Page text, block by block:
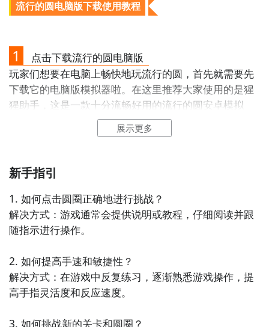
【订阅】或者是【开测提醒】，订阅游戏就不会错过最
先的下载机会了咯！
下载九游APP订阅流行的圆>>>>>>
一键高速下载，礼包轻松到手！
点击高速下载和GD一起面对面
智能预约礼包和下载你还等什么
流行的圆电脑版下载使用教程
1
点击下载流行的圆电脑版
玩家们想要在电脑上畅快地玩流行的圆，首先就需要先
下载它的电脑版模拟器啦。在这里推荐大家使用的是猩
猩助手，这是一款十分流畅好用的流行的圆安卓模拟
器，性能强悍，功能完备，同时能够支持多开和各种辅
助功能，是电脑玩流行的圆的首选。可以完美兼容各种
手游。
点击这里流行的圆电脑版下载地址
展示更多
新手指引
1. 如何点击圆圈正确地进行挑战？
解决方式：游戏通常会提供说明或教程，仔细阅读并跟
随指示进行操作。
2. 如何提高手速和敏捷性？
解决方式：在游戏中反复练习，逐渐熟悉游戏操作，提
高手指灵活度和反应速度。
3. 如何挑战新的关卡和圆圈？